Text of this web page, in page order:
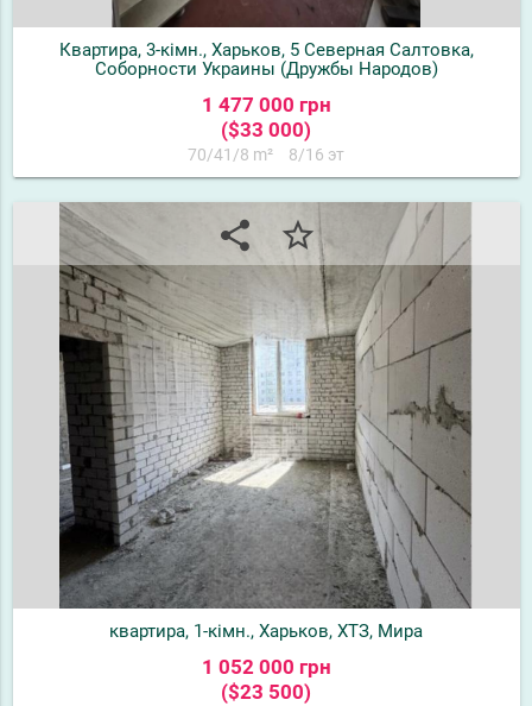
Квартира, 3-кімн., Харьков, 5 Северная Салтовка,
Соборности Украины (Дружбы Народов)
1 477 000 грн
($33 000)
70/41/8 m² 8/16 эт
share star_border
квартира, 1-кімн., Харьков, ХТЗ, Мира
1 052 000 грн
($23 500)